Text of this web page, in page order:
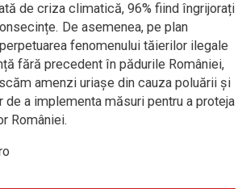
de criza climatică, 96% fiind îngrijorați
De asemenea, pe plan
fenomenului tăierilor ilegale
fără precedent în pădurile României,
amenzi uriașe din cauza poluării și
a implementa măsuri pentru a proteja
României.